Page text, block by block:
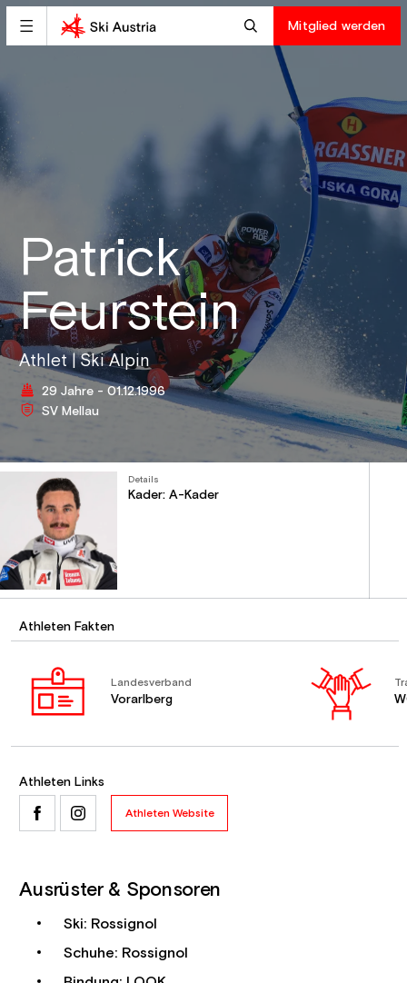
Mitglied werden
Patrick
Feurstein
Athlet | Ski Alpin
29 Jahre - 01.12.1996
SV Mellau
Details
Kader: A-Kader
Athleten Fakten
Landesverband
Vorarlberg
Athleten Links
Athleten Website
Ausrüster & Sponsoren
Ski: Rossignol
Schuhe: Rossignol